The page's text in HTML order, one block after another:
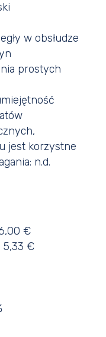
w obsłudze
prostych
jest korzystne
n.d.
€
5,33 €